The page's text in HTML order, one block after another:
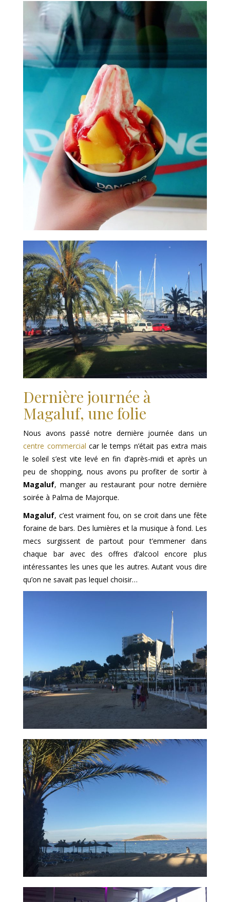
Dernière journée à
Magaluf, une folie
Nous avons passé notre dernière journée dans un
centre commercial car le temps n’était pas extra mais
le soleil s’est vite levé en fin d’après-midi et après un
peu de shopping, nous avons pu profiter de sortir à
Magaluf, manger au restaurant pour notre dernière
soirée à Palma de Majorque.
Magaluf, c’est vraiment fou, on se croit dans une fête
foraine de bars. Des lumières et la musique à fond. Les
mecs surgissent de partout pour t’emmener dans
chaque bar avec des offres d’alcool encore plus
intéressantes les unes que les autres. Autant vous dire
qu’on ne savait pas lequel choisir…